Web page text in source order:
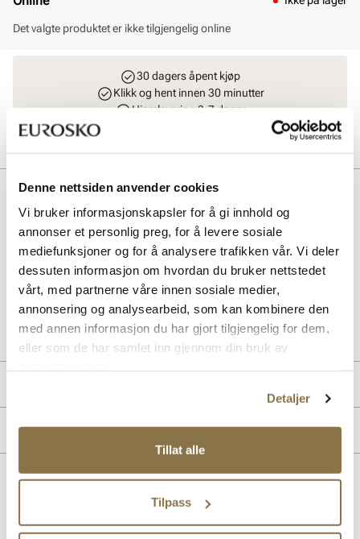
Denne nettsiden anvender cookies
Vi bruker informasjonskapsler for å gi innhold og
annonser et personlig preg, for å levere sosiale
mediefunksjoner og for å analysere trafikken vår. Vi deler
dessuten informasjon om hvordan du bruker nettstedet
vårt, med partnerne våre innen sosiale medier,
annonsering og analysearbeid, som kan kombinere den
med annen informasjon du har gjort tilgjengelig for dem,
eller som de har samlet inn gjennom din bruk av
Detaljer
Tillat alle
Tilpass
Det valgte produktet er ikke tilgjengelig online
30 dagers åpent kjøp
Klikk og hent innen 30 minutter
Hjemlevering 3-7 dager
Beskrivelse
Naturfarget ballerinasko fra Unified. En tidløs modell med ovalt
tåparti og en justerbar reim over vristen for sikker og komfortabel
passform. Skoen har et rent og klassisk uttrykk. Overdelen og fôret
er laget i syntetisk materiale.
Art. nr31263008
Lev. art. nr26V1265
Merke
Lignende produkter